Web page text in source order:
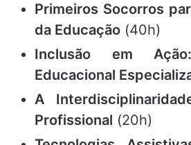
Primeiros Socorros
da Educação (40h)
Inclusão em
Educacional
A
Profissional (20h)